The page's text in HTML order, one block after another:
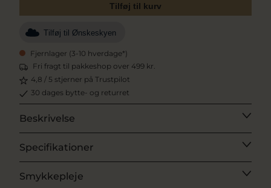
Tilføj til kurv
Tilføj til Ønskeskyen
Fjernlager (3-10 hverdage*)
Fri fragt til pakkeshop over 499 kr.
4,8 / 5 stjerner på Trustpilot
30 dages bytte- og returret
Beskrivelse
Specifikationer
Smykkepleje